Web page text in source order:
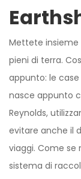
Mettete
pieni di terra.
appunto: le
nasce appunto
Reynolds,
evitare anche il
viaggi. Come se
sistema di